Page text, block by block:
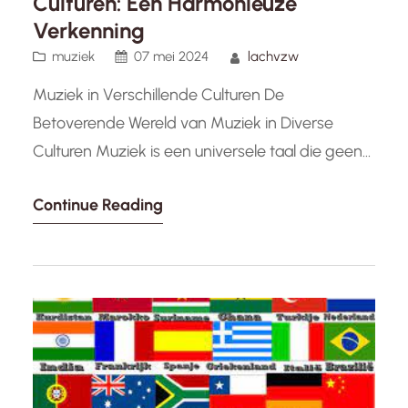
Verkenning
muziek 07 mei 2024 lachvzw
Muziek in Verschillende Culturen De
Betoverende Wereld van Muziek in Diverse
Culturen Muziek is een universele taal die geen
wereld met elkaar verbindt. Elke cultuur heeft
instrumenten en ritmes die de rijke diversiteit
culturen bijvoorbeeld, speelt…
Continue Reading